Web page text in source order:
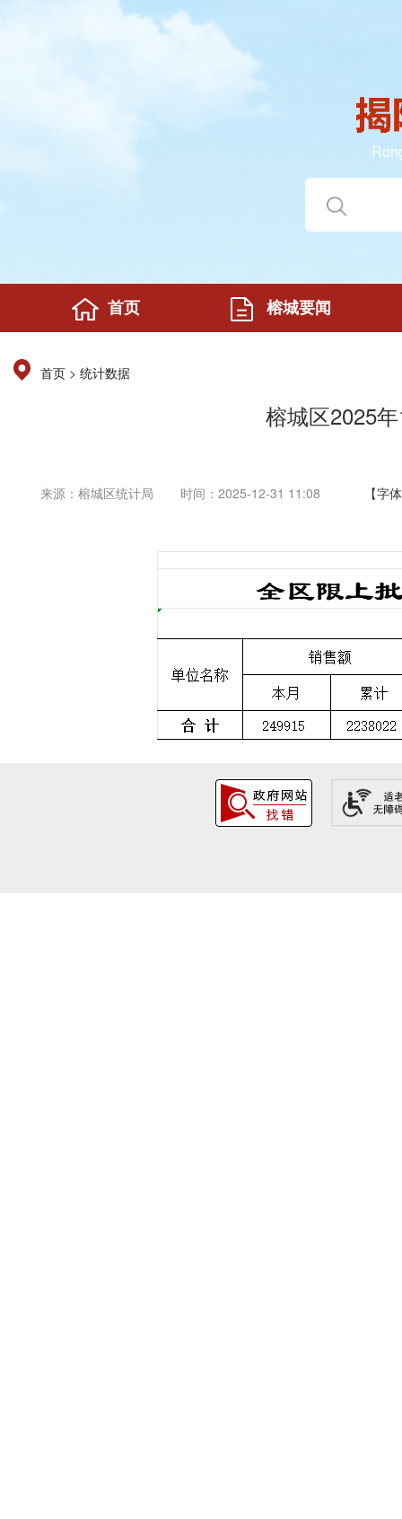
首页 榕城要闻
首页 > 统计数据
榕城区2025
来源：榕城区统计局 时间：2025-12-31 11:08 【字